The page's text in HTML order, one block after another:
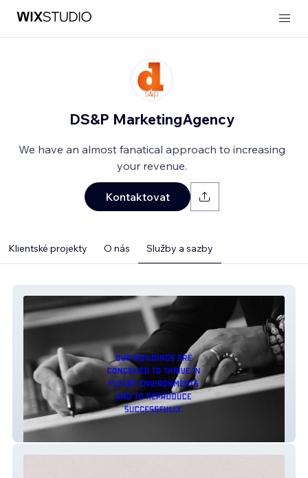
DS&P MarketingAgency
We have an almost fanatical approach to increasing
your revenue.
Kontaktovat
Klientské projekty O nás Služby a sazby
FGP Atelier